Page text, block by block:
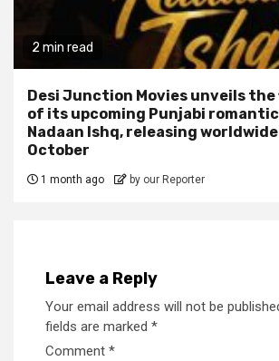
2 min read
Desi Junction Movies unveils
of its upcoming Punjabi
Nadaan Ishq, releasing
October
1 month ago by our Reporter
Leave a Reply
Your email address will not be
fields are marked *
Comment *